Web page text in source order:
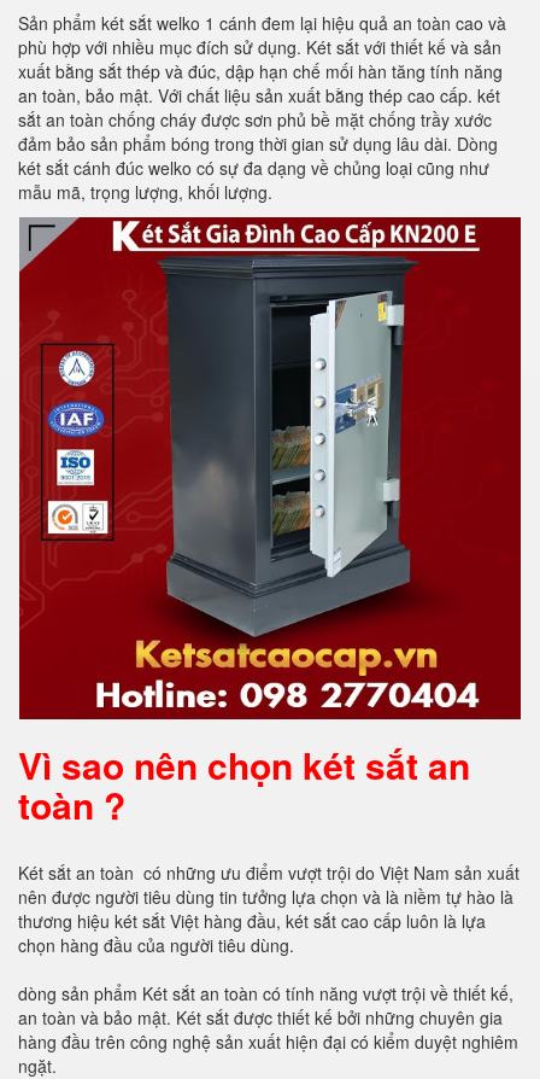
Sản phẩm két sắt welko 1 cánh đem lại hiệu quả an toàn cao và
phù hợp với nhiều mục đích sử dụng. Két sắt với thiết kế và sản
xuất bằng sắt thép và đúc, dập hạn chế mối hàn tăng tính năng
an toàn, bảo mật. Với chất liệu sản xuất bằng thép cao cấp. két
sắt an toàn chống cháy được sơn phủ bề mặt chống trầy xước
đảm bảo sản phẩm bóng trong thời gian sử dụng lâu dài. Dòng
két sắt cánh đúc welko có sự đa dạng về chủng loại cũng như
mẫu mã, trọng lượng, khối lượng.
Vì sao nên chọn két sắt an
toàn ?
Két sắt an toàn có những ưu điểm vượt trội do Việt Nam sản xuất
nên được người tiêu dùng tin tưởng lựa chọn và là niềm tự hào là
thương hiệu két sắt Việt hàng đầu, két sắt cao cấp luôn là lựa
chọn hàng đầu của người tiêu dùng.
dòng sản phẩm Két sắt an toàn có tính năng vượt trội về thiết kế,
an toàn và bảo mật. Két sắt được thiết kế bởi những chuyên gia
hàng đầu trên công nghệ sản xuất hiện đại có kiểm duyệt nghiêm
ngặt.